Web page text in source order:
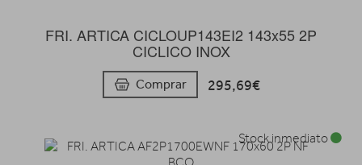
FRI. ARTICA CICLOUP143EI2 143x55 2P
CICLICO INOX
Comprar 295,69€
Stock inmediato